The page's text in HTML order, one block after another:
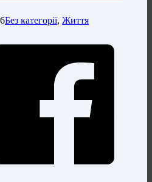
Без категорії,Життя